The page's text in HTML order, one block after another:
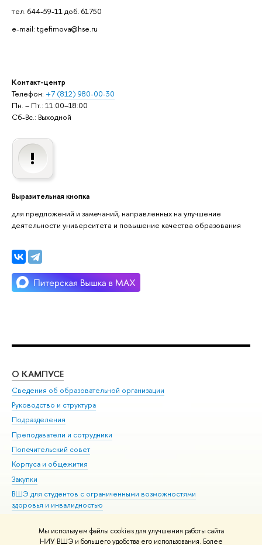
Мы используем файлы cookies для улучшения работы сайта
НИУ ВШЭ и большего удобства его использования. Более
тел. 644-59-11 доб. 61750
e-mail: tgefimova@hse.ru
Контакт-центр
Телефон: +7 (812) 980-00-30
Пн. – Пт.: 11:00–18:00
Сб-Вс.: Выходной
Выразительная кнопка
для предложений и замечаний, направленных на улучшение
деятельности университета и повышение качества образования
О КАМПУСЕ
Сведения об образовательной организации
Руководство и структура
Подразделения
Преподаватели и сотрудники
Попечительский совет
Корпуса и общежития
Закупки
ВШЭ для студентов с ограниченными возможностями
здоровья и инвалидностью
Единая платежная страница